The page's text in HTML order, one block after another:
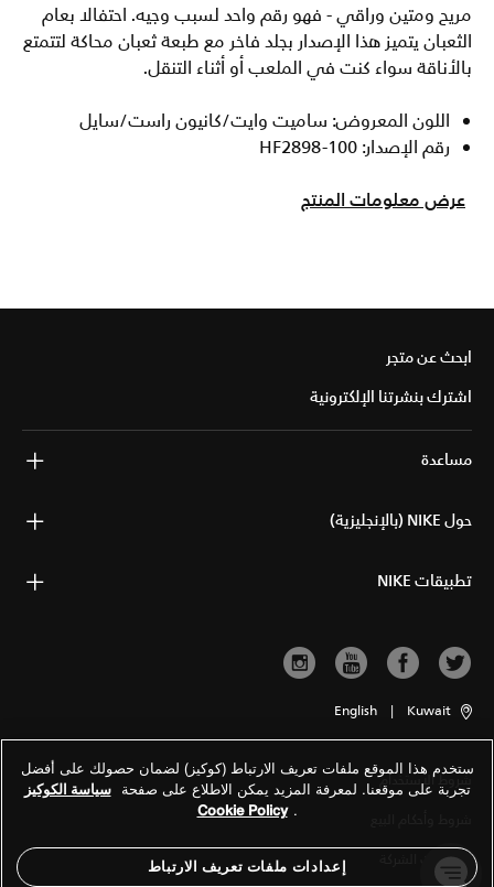
مريح ومتين وراقي - فهو رقم واحد لسبب وجيه. احتفالا بعام
الثعبان يتميز هذا الإصدار بجلد فاخر مع طبعة ثعبان محاكة لتتمتع
بالأناقة سواء كنت في الملعب أو أثناء التنقل.
اللون المعروض: ساميت وايت/كانيون راست/سايل
رقم الإصدار: HF2898-100
عرض معلومات المنتج
ابحث عن متجر
اشترك بنشرتنا الإلكترونية
مساعدة
حول NIKE (بالإنجليزية)
تطبيقات NIKE
Kuwait
|
English
شروط الاستخدام
معلومات الشركة
ستخدم هذا الموقع ملفات تعريف الارتباط (كوكيز) لضمان حصولك على أفضل
تجربة على موقعنا. لمعرفة المزيد يمكن الاطلاع على صفحة سياسة الكوكيز
.
Cookie Policy
إعدادات ملفات تعريف الارتباط